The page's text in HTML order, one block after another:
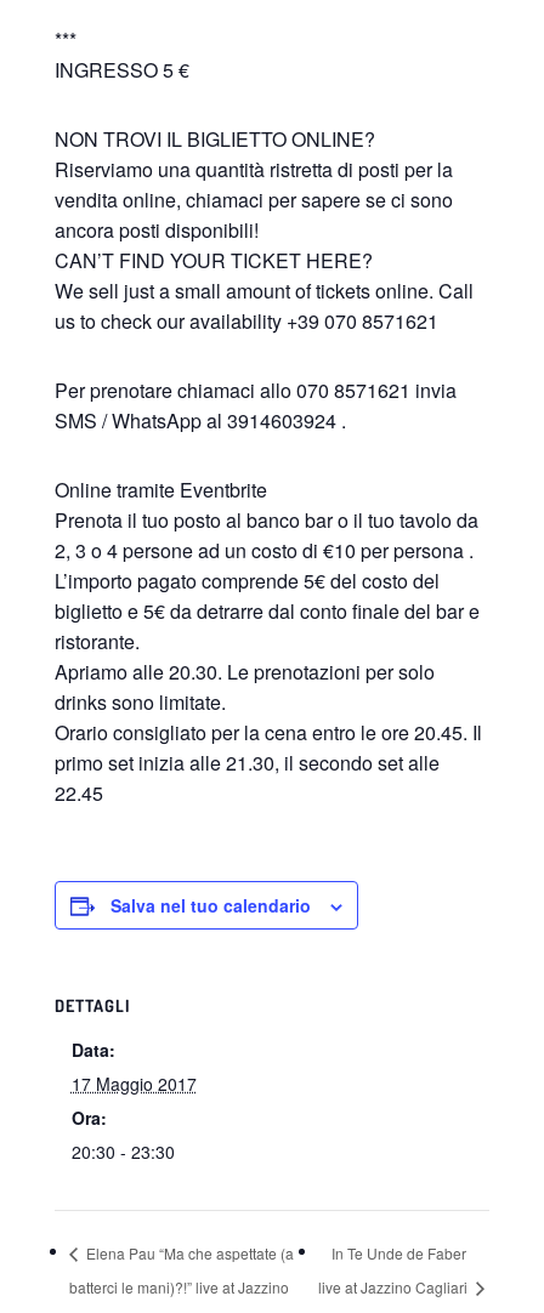
***
INGRESSO 5 €
NON TROVI IL BIGLIETTO ONLINE?
Riserviamo una quantità ristretta di posti per la
vendita online, chiamaci per sapere se ci sono
ancora posti disponibili!
CAN’T FIND YOUR TICKET HERE?
We sell just a small amount of tickets online. Call
us to check our availability +39 070 8571621
Per prenotare chiamaci allo 070 8571621 invia
SMS / WhatsApp al 3914603924 .
Online tramite Eventbrite
Prenota il tuo posto al banco bar o il tuo tavolo da
2, 3 o 4 persone ad un costo di €10 per persona .
L’importo pagato comprende 5€ del costo del
biglietto e 5€ da detrarre dal conto finale del bar e
ristorante.
Apriamo alle 20.30. Le prenotazioni per solo
drinks sono limitate.
Orario consigliato per la cena entro le ore 20.45. Il
primo set inizia alle 21.30, il secondo set alle
22.45
Salva nel tuo calendario
DETTAGLI
Data:
17 Maggio 2017
Ora:
20:30 - 23:30
Elena Pau “Ma che aspettate (a
batterci le mani)?!” live at Jazzino
In Te Unde de Faber
live at Jazzino Cagliari